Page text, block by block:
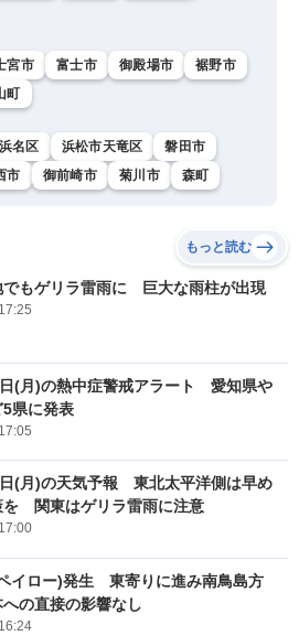
宮市 富士市 御殿場市
裾野市
町
名区 浜松市天竜区
磐田市
市 御前崎市 菊川市 森町
もっと読む
でもゲリラ雷雨に 巨大な雨柱が出現
(月)の熱中症警戒アラート 愛知県や
県に発表
(月)の天気予報 東北太平洋側は早め
を 関東はゲリラ雷雨に注意
イロー)発生 東寄りに進み南鳥島方
の直接の影響なし